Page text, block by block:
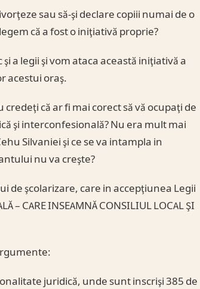
sau să-şi declare copiii numai de o
că a fost o iniţiativă proprie?
a legii şi vom ataca această iniţiativă a
acestui oraş.
că ar fi mai corect să vă ocupaţi de
şi interconfesională? Nu era mult mai
Silvaniei şi ce se va intampla in
nu va creşte?
de şcolarizare, care in accepţiunea Legii
– CARE INSEAMNĂ CONSILIUL LOCAL ŞI
juridică, unde sunt inscrişi 385 de